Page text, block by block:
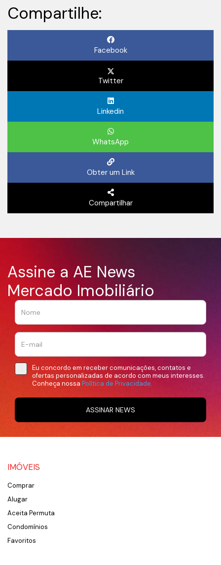
Compartilhe:
Facebook
Twitter
Linkedin
WhatsApp
Obter um Link
Compartilhar
Assine a AE News
Mercado Imobiliário
Eu concordo em receber comunicações, contatos e
ofertas personalizadas de acordo com meus interesses.
Conheça nossa Política de Privacidade.
ASSINAR NEWS
IMÓVEIS
Comprar
Alugar
Aceita Permuta
Condomínios
Favoritos